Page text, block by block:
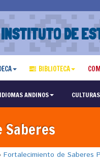
INSTITUTO DE
BIBLIOTECA
IDIOMAS ANDINOS
Fortalecimiento de Saberes